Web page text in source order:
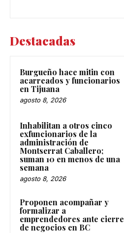
Destacadas
Burgueño hace mitin con
acarreados y funcionarios
en Tijuana
agosto 8, 2026
Inhabilitan a otros cinco
exfuncionarios de la
administración de
Montserrat Caballero;
suman 10 en menos de una
semana
agosto 8, 2026
Proponen acompañar y
formalizar a
emprendedores ante cierre
de negocios en BC